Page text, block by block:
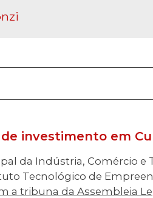
investimento em
da Indústria, Comércio
Tecnológico de
a tribuna da Assembleia